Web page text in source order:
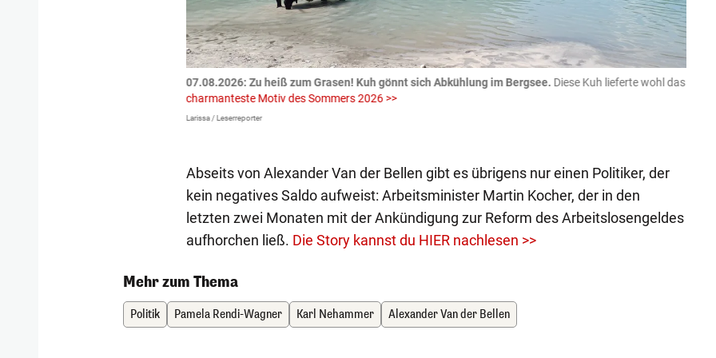
07.08.2026: Zu heiß zum Grasen! Kuh gönnt sich Abkühlung im Bergsee. Diese Kuh lieferte wohl das
charmanteste Motiv des Sommers 2026 >>
Larissa / Leserreporter
Abseits von Alexander Van der Bellen gibt es übrigens nur einen Politiker, der
kein negatives Saldo aufweist: Arbeitsminister Martin Kocher, der in den
letzten zwei Monaten mit der Ankündigung zur Reform des Arbeitslosengeldes
aufhorchen ließ. Die Story kannst du HIER nachlesen >>
Mehr zum Thema
Politik Pamela Rendi-Wagner Karl Nehammer Alexander Van der Bellen